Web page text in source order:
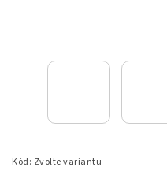
Kód: Zvolte variantu